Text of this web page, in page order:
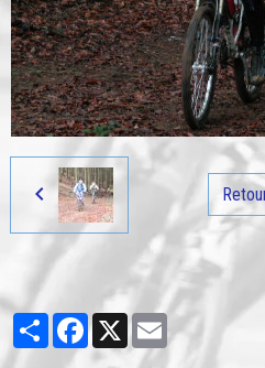
PartagerFacebook
X Email